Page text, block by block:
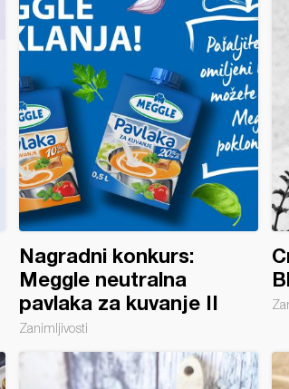
Nagradni konkurs:
Meggle neutralna
pavlaka za kuvanje II
Zanimljivosti